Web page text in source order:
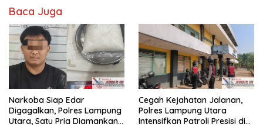
Baca Juga
Narkoba Siap Edar
Digagalkan, Polres Lampung
Utara, Satu Pria Diamankan
Cegah Kejahatan Jalanan,
Polres Lampung Utara
Intensifkan Patroli Presisi di